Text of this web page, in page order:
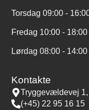
Torsdag 09:00 -
Fredag 10:00 - 18:00
Lørdag 08:00 - 14:00
Kontakte
Tryggevældevej
(+45) 22 95 16 15